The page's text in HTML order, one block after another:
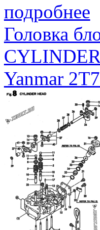
подробнее
Головка
Yanmar